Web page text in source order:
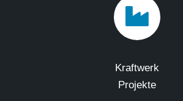
Kraftwerk
Projekte